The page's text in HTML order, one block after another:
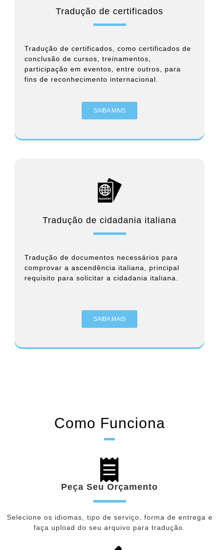
Tradução de certificados
Tradução de certificados, como certificados de
conclusão de cursos, treinamentos,
participação em eventos, entre outros, para
fins de reconhecimento internacional.
SAIBA MAIS
Tradução de cidadania italiana
Tradução de documentos necessários para
comprovar a ascendência italiana, principal
requisito para solicitar a cidadania italiana.
SAIBA MAIS
Como Funciona
Peça Seu Orçamento
Selecione os idiomas, tipo de serviço, forma de entrega e
faça upload do seu arquivo para tradução.